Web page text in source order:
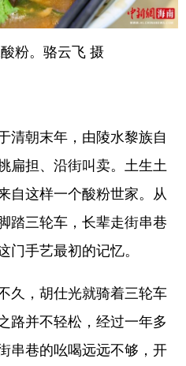
粉。骆云飞 摄
朝末年，由陵水黎族自
扁担、沿街叫卖。土生土
自这样一个酸粉世家。从
踏三轮车，长辈走街串巷
门手艺最初的记忆。
，胡仕光就骑着三轮车
路并不轻松，经过一年多
串巷的吆喝远远不够，开